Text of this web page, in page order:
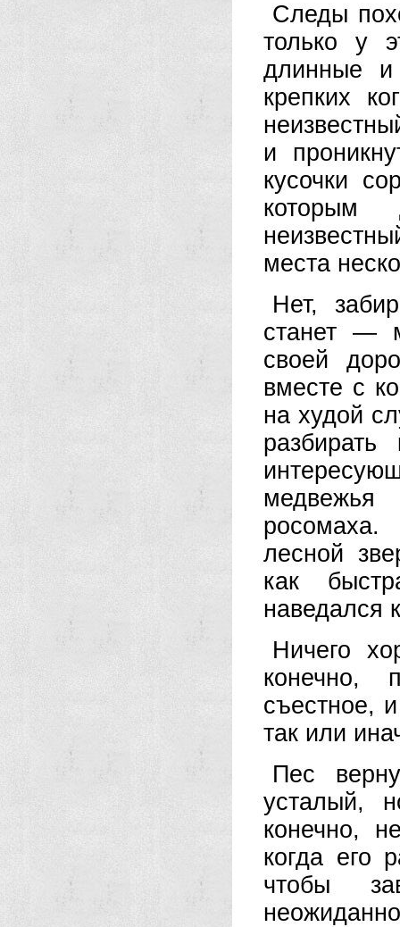
Следы
только у
длинные и
крепких
и
кусочки
которым
места
Нет,
станет —
своей
вместе с
на худой
росомаха.
лесной
как
наведался
Ничего
конечно,
съестное,
так или
Пес
усталый,
конечно,
когда его
чтобы